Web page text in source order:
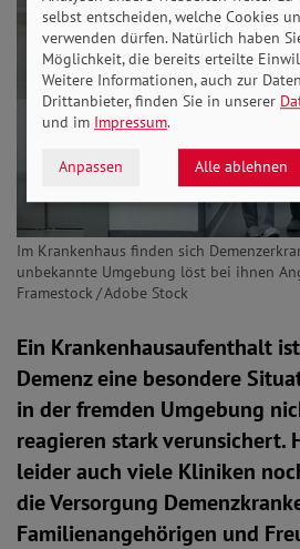
Im Krankenhaus finden sich
unbekannte Umgebung löst bei ihnen
Framestock / Adobe Stock
Ein Krankenhausaufenthalt
Demenz eine besondere
in der fremden Umgebung
reagieren stark verunsichert.
leider auch viele Kliniken
die Versorgung
Familienangehörigen und
selbst entscheiden, welche Cookies
verwenden dürfen. Natürlich haben
Möglichkeit, die bereits erteilte
Weitere Informationen, auch zur
Drittanbieter, finden Sie in unserer
und im Impressum.
Anpassen Alle ablehnen